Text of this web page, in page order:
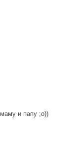
и папу ;о))